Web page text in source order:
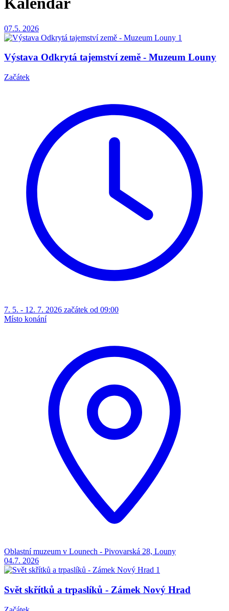
07.5. 2026
Výstava Odkrytá tajemství země - Muzeum Louny
Začátek
7. 5. - 12. 7. 2026 začátek od 09:00
Místo konání
Oblastní muzeum v Lounech - Pivovarská 28, Louny
04.7. 2026
Svět skřítků a trpaslíků - Zámek Nový Hrad